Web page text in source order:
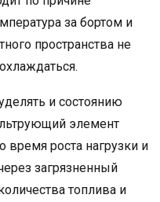
за бортом и
пространства не
и состоянию
элемент
время роста нагрузки и
загрязненный
топлива и